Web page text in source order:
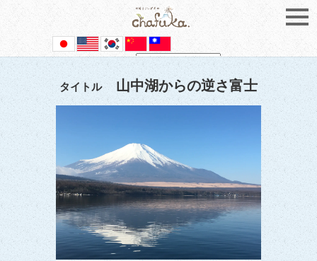
Powered by Translate
タイトル 山中湖からの逆さ富士